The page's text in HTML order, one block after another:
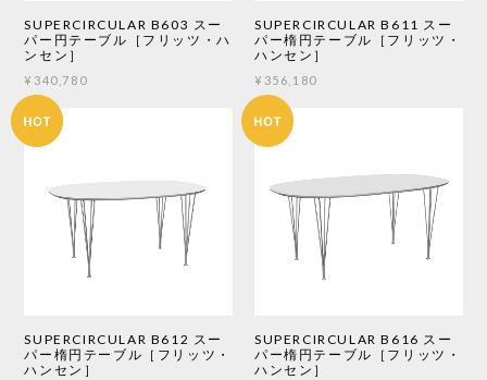
SUPERCIRCULAR B603 スー
パー円テーブル［フリッツ・ハ
ンセン］
¥340,780
SUPERCIRCULAR B611 スー
パー楕円テーブル［フリッツ・
ハンセン］
¥356,180
SUPERCIRCULAR B612 スー
パー楕円テーブル［フリッツ・
ハンセン］
SUPERCIRCULAR B616 スー
パー楕円テーブル［フリッツ・
ハンセン］